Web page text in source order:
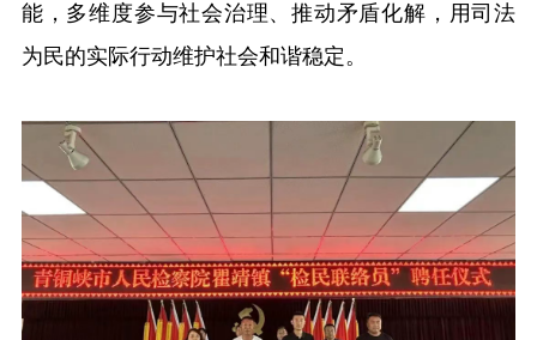
能，多维度参与社会治理、推动矛盾化解，用司法
为民的实际行动维护社会和谐稳定。